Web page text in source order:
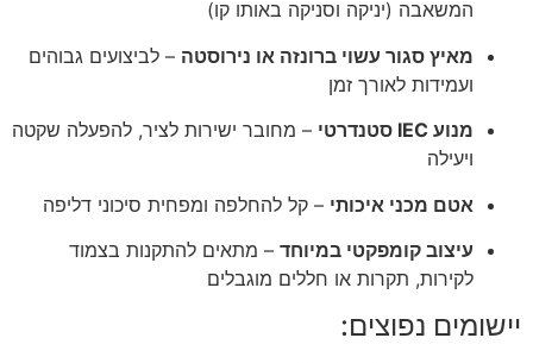
המשאבה (יניקה וסניקה באותו קו)
מאיץ סגור עשוי ברונזה או נירוסטה – לביצועים גבוהים
ועמידות לאורך זמן
מנוע IEC סטנדרטי
– מחובר ישירות לציר, להפעלה שקטה
ויעילה
אטם מכני איכותי – קל להחלפה ומפחית סיכוני דליפה
עיצוב קומפקטי במיוחד – מתאים להתקנות בצמוד
לקירות, תקרות או חללים מוגבלים
יישומים נפוצים: